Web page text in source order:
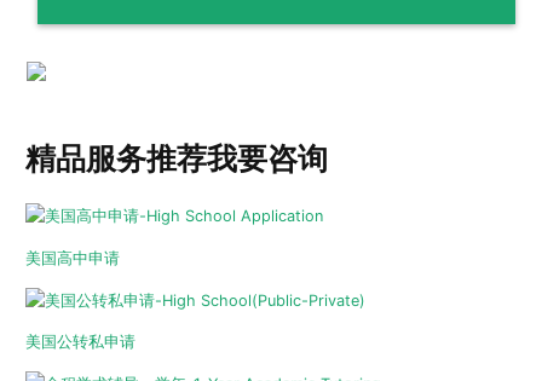
精品服务推荐我要咨询
美国高中申请
美国公转私申请